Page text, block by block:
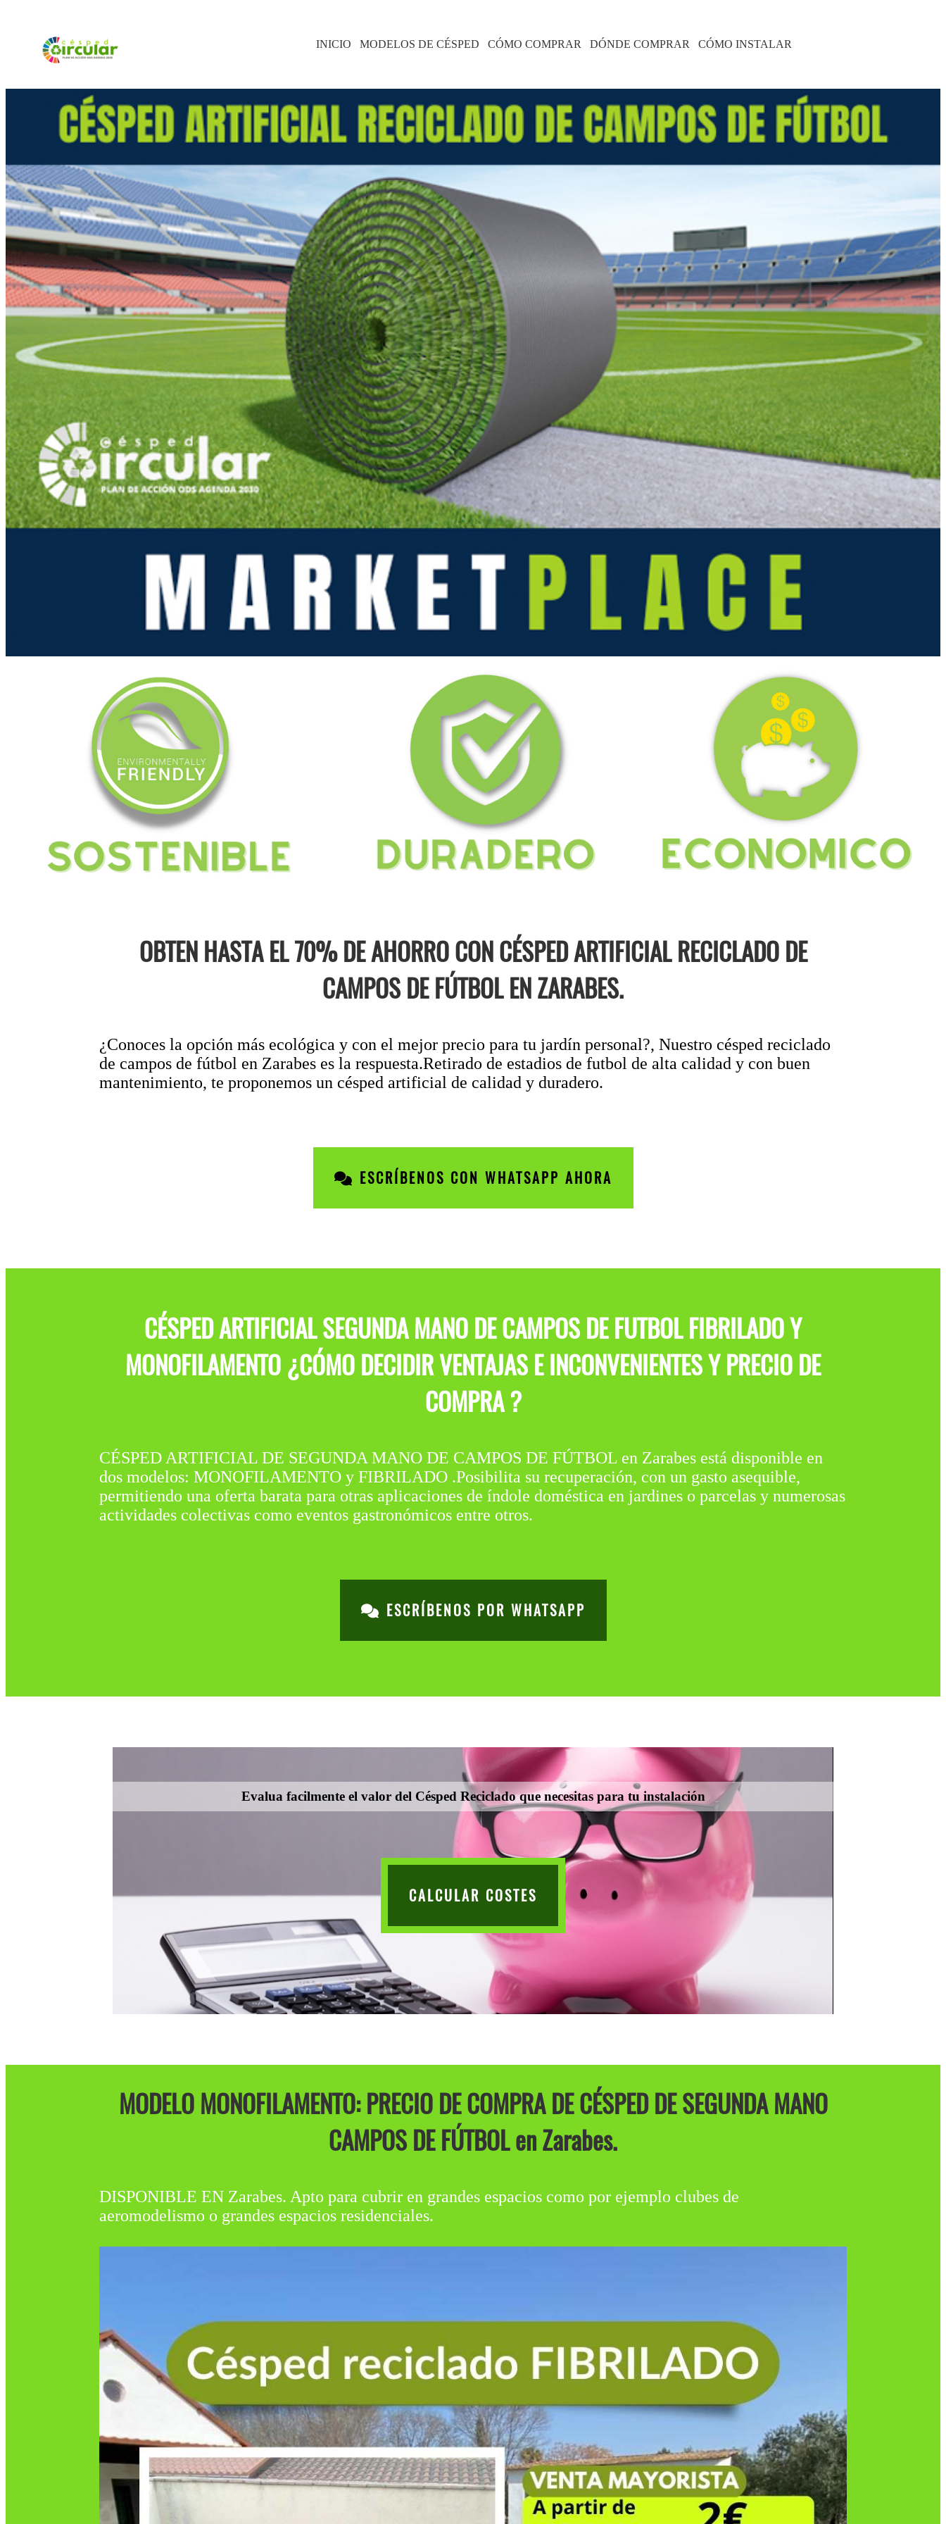
INICIO MODELOS DE CÉSPED CÓMO COMPRAR DÓNDE COMPRAR CÓMO INSTALAR
OBTEN HASTA EL 70% DE AHORRO CON CÉSPED ARTIFICIAL RECICLADO DE
CAMPOS DE FÚTBOL EN ZARABES.
¿Conoces la opción más ecológica y con el mejor precio para tu jardín personal?, Nuestro césped reciclado
de campos de fútbol en Zarabes es la respuesta.Retirado de estadios de futbol de alta calidad y con buen
mantenimiento, te proponemos un césped artificial de calidad y duradero.
ESCRÍBENOS CON WHATSAPP AHORA
CÉSPED ARTIFICIAL SEGUNDA MANO DE CAMPOS DE FUTBOL FIBRILADO Y
MONOFILAMENTO ¿CÓMO DECIDIR VENTAJAS E INCONVENIENTES Y PRECIO DE
COMPRA ?
CÉSPED ARTIFICIAL DE SEGUNDA MANO DE CAMPOS DE FÚTBOL en Zarabes está disponible en
dos modelos: MONOFILAMENTO y FIBRILADO .Posibilita su recuperación, con un gasto asequible,
permitiendo una oferta barata para otras aplicaciones de índole doméstica en jardines o parcelas y numerosas
actividades colectivas como eventos gastronómicos entre otros.
ESCRÍBENOS POR WHATSAPP
Evalua facilmente el valor del Césped Reciclado que necesitas para tu instalación
CALCULAR COSTES
MODELO MONOFILAMENTO: PRECIO DE COMPRA DE CÉSPED DE SEGUNDA MANO
CAMPOS DE FÚTBOL en Zarabes.
DISPONIBLE EN Zarabes. Apto para cubrir en grandes espacios como por ejemplo clubes de
aeromodelismo o grandes espacios residenciales.